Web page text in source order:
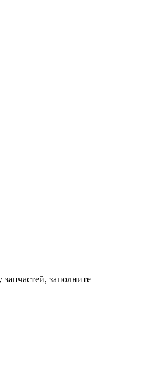
заполните